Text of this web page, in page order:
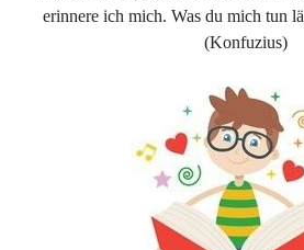
erinnere ich mich. Was du mich tun
(Konfuzius)